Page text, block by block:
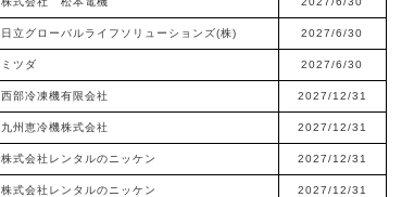
日立グローバルライフソリューションズ(株) 2027/6/30
ミツダ 2027/6/30
西部冷凍機有限会社 2027/12/31
九州恵冷機株式会社 2027/12/31
株式会社レンタルのニッケン 2027/12/31
株式会社レンタルのニッケン 2027/12/31